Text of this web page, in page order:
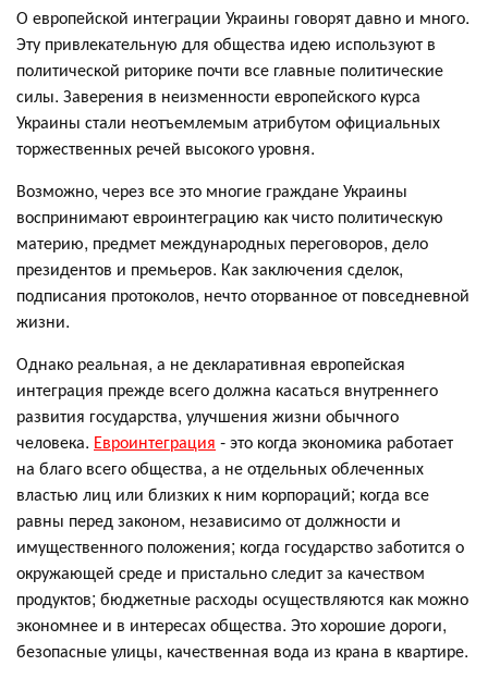
О европейской интеграции Украины говорят давно и много.
Эту привлекательную для общества идею используют в
политической риторике почти все главные политические
силы. Заверения в неизменности европейского курса
Украины стали неотъемлемым атрибутом официальных
торжественных речей высокого уровня.
Возможно, через все это многие граждане Украины
воспринимают евроинтеграцию как чисто политическую
материю, предмет международных переговоров, дело
президентов и премьеров. Как заключения сделок,
подписания протоколов, нечто оторванное от повседневной
жизни.
Однако реальная, а не декларативная европейская
интеграция прежде всего должна касаться внутреннего
развития государства, улучшения жизни обычного
человека. Евроинтеграция - это когда экономика работает
на благо всего общества, а не отдельных облеченных
властью лиц или близких к ним корпораций; когда все
равны перед законом, независимо от должности и
имущественного положения; когда государство заботится о
окружающей среде и пристально следит за качеством
продуктов; бюджетные расходы осуществляются как можно
экономнее и в интересах общества. Это хорошие дороги,
безопасные улицы, качественная вода из крана в квартире.